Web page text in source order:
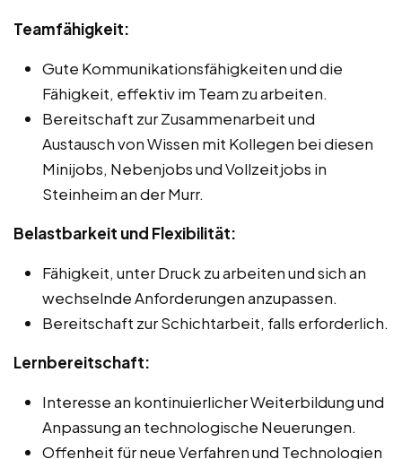
Teamfähigkeit:
Gute Kommunikationsfähigkeiten und die
Fähigkeit, effektiv im Team zu arbeiten.
Bereitschaft zur Zusammenarbeit und
Austausch von Wissen mit Kollegen bei diesen
Minijobs, Nebenjobs und Vollzeitjobs in
Steinheim an der Murr.
Belastbarkeit und Flexibilität:
Fähigkeit, unter Druck zu arbeiten und sich an
wechselnde Anforderungen anzupassen.
Bereitschaft zur Schichtarbeit, falls erforderlich.
Lernbereitschaft:
Interesse an kontinuierlicher Weiterbildung und
Anpassung an technologische Neuerungen.
Offenheit für neue Verfahren und Technologien